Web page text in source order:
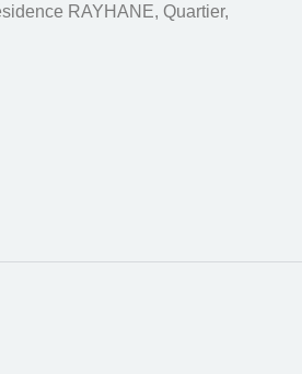
RAYHANE, Quartier,